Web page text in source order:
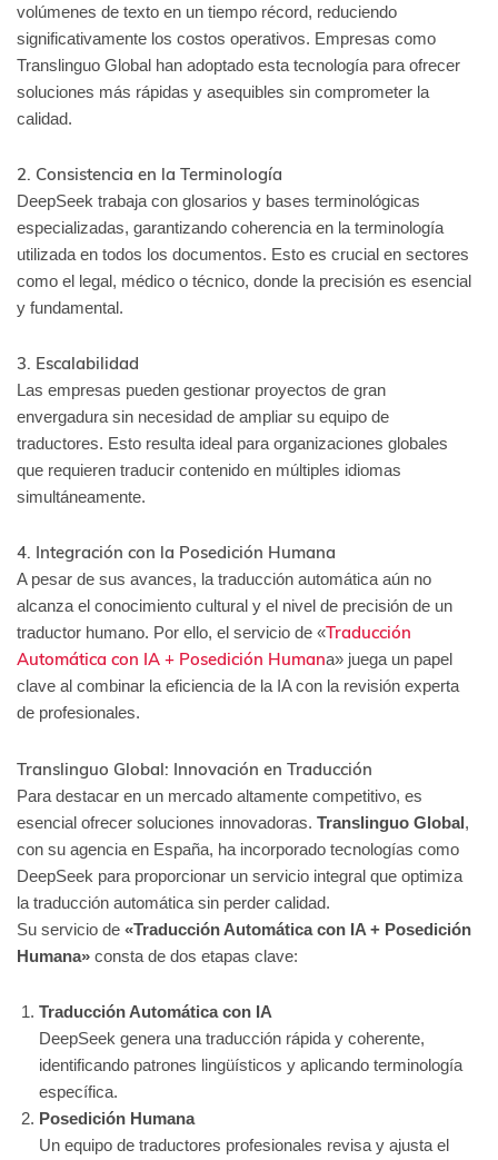
volúmenes de texto en un tiempo récord, reduciendo
significativamente los costos operativos. Empresas como
Translinguo Global han adoptado esta tecnología para ofrecer
soluciones más rápidas y asequibles sin comprometer la
calidad.
2. Consistencia en la Terminología
DeepSeek trabaja con glosarios y bases terminológicas
especializadas, garantizando coherencia en la terminología
utilizada en todos los documentos. Esto es crucial en sectores
como el legal, médico o técnico, donde la precisión es esencial
y fundamental.
3. Escalabilidad
Las empresas pueden gestionar proyectos de gran
envergadura sin necesidad de ampliar su equipo de
traductores. Esto resulta ideal para organizaciones globales
que requieren traducir contenido en múltiples idiomas
simultáneamente.
4. Integración con la Posedición Humana
A pesar de sus avances, la traducción automática aún no
alcanza el conocimiento cultural y el nivel de precisión de un
traductor humano. Por ello, el servicio de «Traducción
Automática con IA + Posedición Humana» juega un papel
clave al combinar la eficiencia de la IA con la revisión experta
de profesionales.
Translinguo Global: Innovación en Traducción
Para destacar en un mercado altamente competitivo, es
esencial ofrecer soluciones innovadoras. Translinguo Global,
con su agencia en España, ha incorporado tecnologías como
DeepSeek para proporcionar un servicio integral que optimiza
la traducción automática sin perder calidad.
Su servicio de «Traducción Automática con IA + Posedición
Humana» consta de dos etapas clave:
Traducción Automática con IA
DeepSeek genera una traducción rápida y coherente,
identificando patrones lingüísticos y aplicando terminología
específica.
Posedición Humana
Un equipo de traductores profesionales revisa y ajusta el